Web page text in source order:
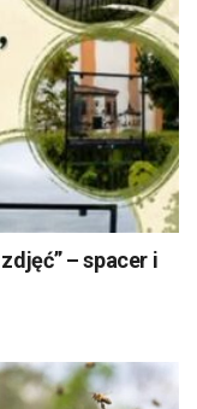
– spacer i